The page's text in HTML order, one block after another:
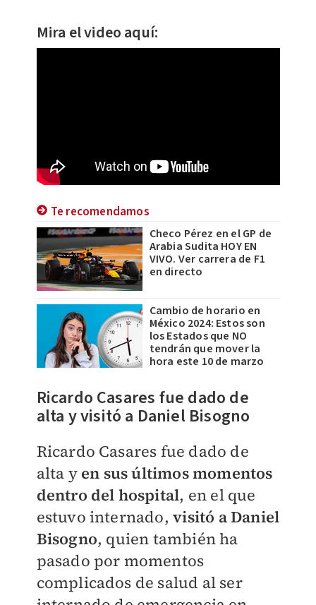
Mira el video aquí:
Te recomendamos
Checo Pérez en el GP de
Arabia Sudita HOY EN
VIVO. Ver carrera de F1
en directo
Cambio de horario en
México 2024: Estos son
los Estados que NO
tendrán que mover la
hora este 10 de marzo
Ricardo Casares fue dado de
alta y visitó a Daniel Bisogno
Ricardo Casares fue dado de
alta y en sus últimos momentos
dentro del hospital, en el que
estuvo internado,visitó a Daniel
Bisogno, quien también ha
pasado por momentos
complicados de salud al ser